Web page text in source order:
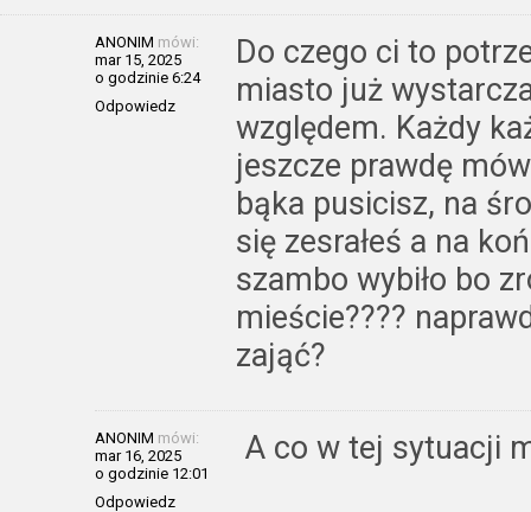
ANONIM mówi:
mar 15, 2025
o godzinie 6:24
Odpowiedz
Do czego ci to
miasto już
względem. Każdy
jeszcze prawdę
bąka pusicisz, na
się zesrałeś a na
szambo wybiło bo
mieście????
zająć?
ANONIM mówi:
mar 16, 2025
o godzinie 12:01
Odpowiedz
A co w tej sytuacji